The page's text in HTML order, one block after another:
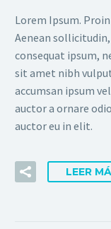
Lorem Ipsum.
Aenean
consequat ipsum,
sit amet nibh
accumsan ipsum
auctor a ornare
auctor eu in elit.
LEER